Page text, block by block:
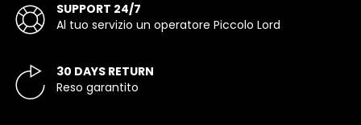
SUPPORT 24/7
Al tuo servizio un operatore Piccolo Lord
30 DAYS RETURN
Reso garantito